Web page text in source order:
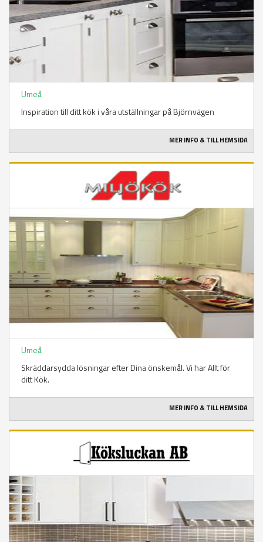
Umeå
Inspiration till ditt kök i våra utställningar på Björnvägen
MER INFO & TILL HEMSIDA
Umeå
Skräddarsydda lösningar efter Dina önskemål. Vi har Allt för
ditt Kök.
MER INFO & TILL HEMSIDA